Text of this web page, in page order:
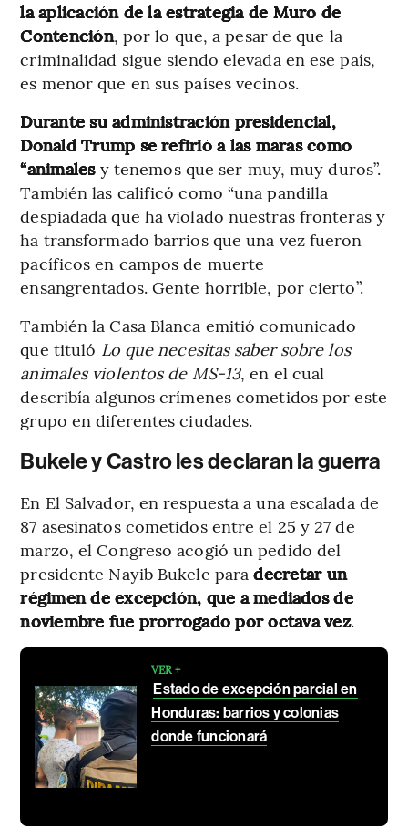
la aplicación de la estrategia de Muro de
Contención, por lo que, a pesar de que la
criminalidad sigue siendo elevada en ese país,
es menor que en sus países vecinos.
Durante su administración presidencial,
Donald Trump se refirió a las maras como
“animales y tenemos que ser muy, muy duros”.
También las calificó como “una pandilla
despiadada que ha violado nuestras fronteras y
ha transformado barrios que una vez fueron
pacíficos en campos de muerte
ensangrentados. Gente horrible, por cierto”.
También la Casa Blanca emitió comunicado
que tituló Lo que necesitas saber sobre los
animales violentos de MS-13, en el cual
describía algunos crímenes cometidos por este
grupo en diferentes ciudades.
Bukele y Castro les declaran la guerra
En El Salvador, en respuesta a una escalada de
87 asesinatos cometidos entre el 25 y 27 de
marzo, el Congreso acogió un pedido del
presidente Nayib Bukele para decretar un
régimen de excepción, que a mediados de
noviembre fue prorrogado por octava vez.
VER +
Estado de excepción parcial en
Honduras: barrios y colonias
donde funcionará